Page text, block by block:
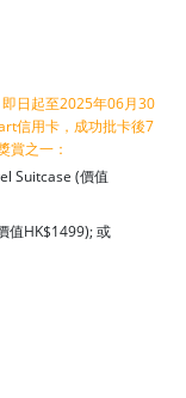
即日起至2025年06月30
信用卡，成功批卡後7
賞之一：
Suitcase (價值
值HK$1499); 或